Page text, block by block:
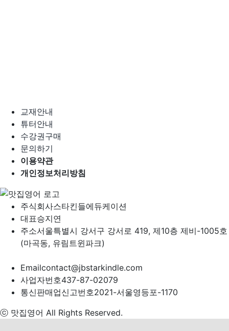
교재안내
튜터안내
수강권구매
문의하기
이용약관
개인정보처리방침
주식회사스타킨들에듀케이션
대표승지연
주소서울특별시 강서구 강서로 419, 제10층 제비-1005호
(마곡동, 유림트윈파크)
Emailcontact@jbstarkindle.com
사업자번호437-87-02079
통신판매업신고번호2021-서울영등포-1170
ⓒ 맛집영어 All Rights Reserved.